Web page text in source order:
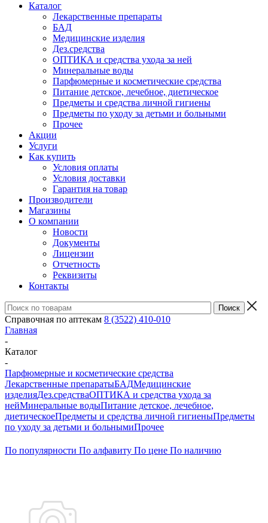
Каталог
Лекарственные препараты
БАД
Медицинские изделия
Дез.средства
ОПТИКА и средства ухода за ней
Минеральные воды
Парфюмерные и косметические средства
Питание детское, лечебное, диетическое
Предметы и средства личной гигиены
Предметы по уходу за детьми и больными
Прочее
Акции
Услуги
Как купить
Условия оплаты
Условия доставки
Гарантия на товар
Производители
Магазины
О компании
Новости
Документы
Лицензии
Отчетность
Реквизиты
Контакты
Справочная по аптекам 8 (3522) 410-010
Главная
-
Каталог
-
Парфюмерные и косметические средства
Лекарственные препаратыБАДМедицинские
изделияДез.средстваОПТИКА и средства ухода за
нейМинеральные водыПитание детское, лечебное,
диетическоеПредметы и средства личной гигиеныПредметы
по уходу за детьми и больнымиПрочее
По популярности По алфавиту По цене По наличию